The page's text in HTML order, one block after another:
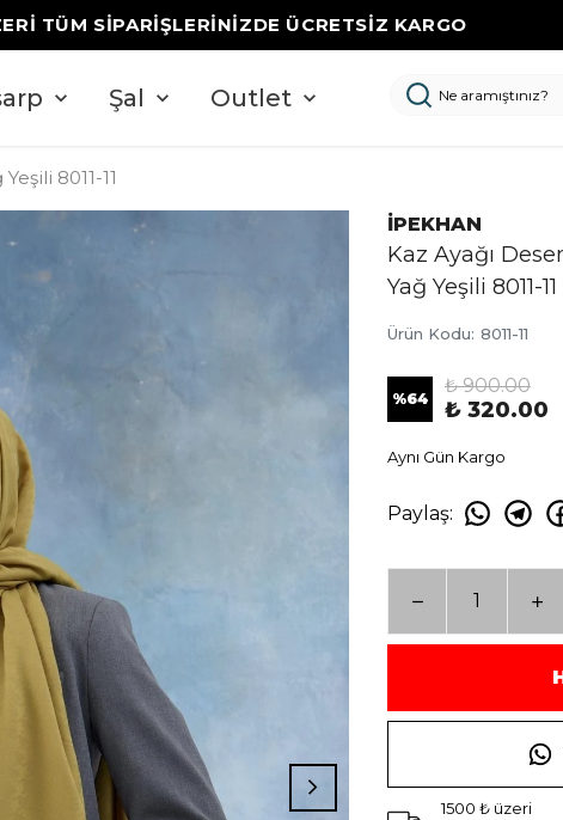
TÜM SİPARİŞLERİNİZDE ÜCRETSİZ KARGO
Şal Outlet
8011-11
İPEKHAN
Kaz Ayağı
Yağ Yeşili 8011-11
Ürün Kodu: 8011-11
%64
₺ 900.00
₺ 320.00
Aynı Gün Kargo
Paylaş:
1500 ₺ üzeri